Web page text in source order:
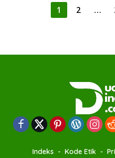
1 2 …
Indeks Kode Etik